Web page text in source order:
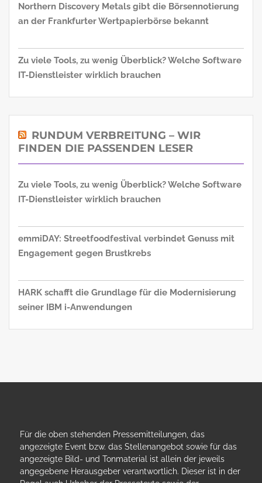
Northern Discovery Metals gibt die Börsennotierung
an der Frankfurter Wertpapierbörse bekannt
Zu viele Tools, zu wenig Überblick? Welche Software
IT-Dienstleister wirklich brauchen
RUNDUM VERBREITUNG – WIR
FINDEN DIE PASSENDEN LESER
Zu viele Tools, zu wenig Überblick? Welche Software
IT-Dienstleister wirklich brauchen
emmiDAY: Streetfoodfestival verbindet Genuss mit
Engagement gegen Brustkrebs
HARK schafft die Grundlage für die Modernisierung
seiner IBM i-Anwendungen
Für die oben stehenden Pressemitteilungen, das
angezeigte Event bzw. das Stellenangebot sowie für das
angezeigte Bild- und Tonmaterial ist allein der jeweils
angegebene Herausgeber verantwortlich. Dieser ist in der